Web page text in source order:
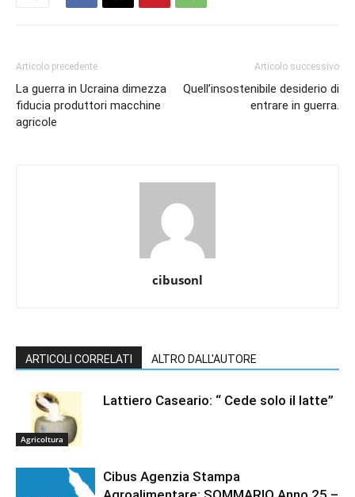
Articolo precedente
La guerra in Ucraina dimezza
fiducia produttori macchine
agricole
Articolo successivo
Quell’insostenibile desiderio di
entrare in guerra.
cibusonl
ARTICOLI CORRELATI ALTRO DALL'AUTORE
Agricoltura
Lattiero Caseario: “ Cede solo il latte”
Cibus Agenzia Stampa